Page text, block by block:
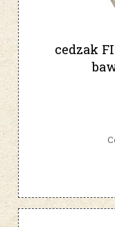
cedzak